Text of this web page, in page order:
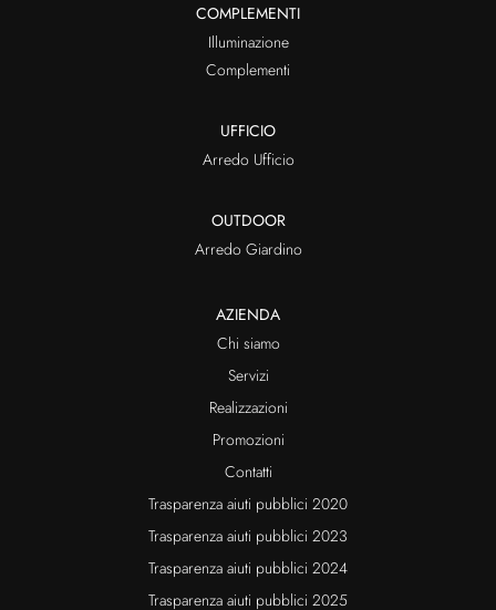
COMPLEMENTI
Illuminazione
Complementi
UFFICIO
Arredo Ufficio
OUTDOOR
Arredo Giardino
AZIENDA
Chi siamo
Servizi
Realizzazioni
Promozioni
Contatti
Trasparenza aiuti pubblici 2020
Trasparenza aiuti pubblici 2023
Trasparenza aiuti pubblici 2024
Trasparenza aiuti pubblici 2025